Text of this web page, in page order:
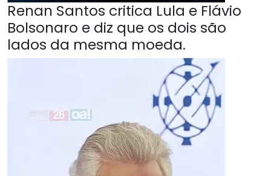
Renan Santos critica Lula e Flávio
Bolsonaro e diz que os dois são
lados da mesma moeda.